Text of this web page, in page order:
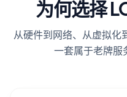
为何选择
从硬件到网络、从虚拟化
一套属于老牌服